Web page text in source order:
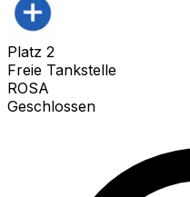
Platz 2
Freie Tankstelle
ROSA
Geschlossen